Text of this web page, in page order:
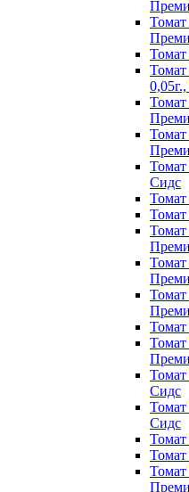
Томат
Сидс
Томат
Сидс
Сидс
Томат